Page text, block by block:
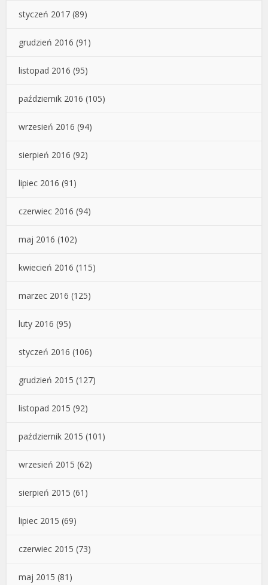
styczeń 2017 (89)
grudzień 2016 (91)
listopad 2016 (95)
październik 2016 (105)
wrzesień 2016 (94)
sierpień 2016 (92)
lipiec 2016 (91)
czerwiec 2016 (94)
maj 2016 (102)
kwiecień 2016 (115)
marzec 2016 (125)
luty 2016 (95)
styczeń 2016 (106)
grudzień 2015 (127)
listopad 2015 (92)
październik 2015 (101)
wrzesień 2015 (62)
sierpień 2015 (61)
lipiec 2015 (69)
czerwiec 2015 (73)
maj 2015 (81)